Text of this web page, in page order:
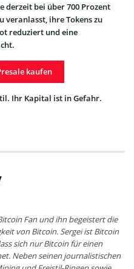
derzeit bei über 700 Prozent
veranlasst, ihre Tokens zu
reduziert und eine
kaufen
Ihr Kapital ist in Gefahr.
Fan und ihn begeistert die
von Bitcoin. Sergei ist Bitcoin
sich nur Bitcoin für einen
Neben seinen journalistischen